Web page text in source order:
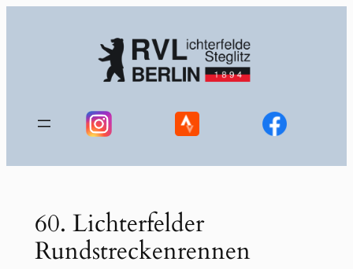
60. Lichterfelder
Rundstreckenrennen